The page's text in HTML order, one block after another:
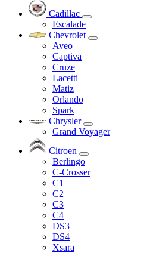
Cadillac
Escalade
Chevrolet
Aveo
Captiva
Cruze
Lacetti
Matiz
Orlando
Spark
Chrysler
Grand Voyager
Citroen
Berlingo
C-Crosser
C1
C2
C3
C4
DS3
DS4
Xsara